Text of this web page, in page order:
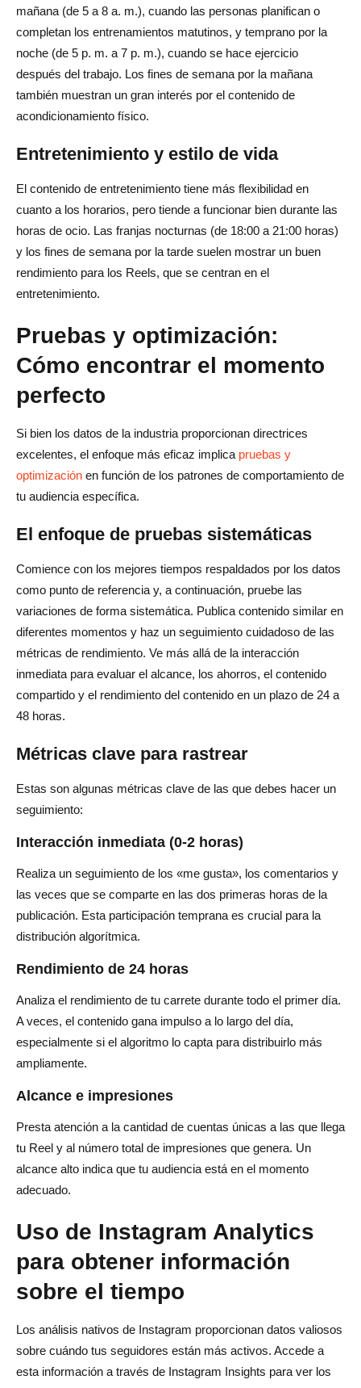
mañana (de 5 a 8 a. m.), cuando las personas planifican o
completan los entrenamientos matutinos, y temprano por la
noche (de 5 p. m. a 7 p. m.), cuando se hace ejercicio
después del trabajo. Los fines de semana por la mañana
también muestran un gran interés por el contenido de
acondicionamiento físico.
Entretenimiento y estilo de vida
El contenido de entretenimiento tiene más flexibilidad en
cuanto a los horarios, pero tiende a funcionar bien durante las
horas de ocio. Las franjas nocturnas (de 18:00 a 21:00 horas)
y los fines de semana por la tarde suelen mostrar un buen
rendimiento para los Reels, que se centran en el
entretenimiento.
Pruebas y optimización:
Cómo encontrar el momento
perfecto
Si bien los datos de la industria proporcionan directrices
excelentes, el enfoque más eficaz implica pruebas y
optimización en función de los patrones de comportamiento de
tu audiencia específica.
El enfoque de pruebas sistemáticas
Comience con los mejores tiempos respaldados por los datos
como punto de referencia y, a continuación, pruebe las
variaciones de forma sistemática. Publica contenido similar en
diferentes momentos y haz un seguimiento cuidadoso de las
métricas de rendimiento. Ve más allá de la interacción
inmediata para evaluar el alcance, los ahorros, el contenido
compartido y el rendimiento del contenido en un plazo de 24 a
48 horas.
Métricas clave para rastrear
Estas son algunas métricas clave de las que debes hacer un
seguimiento:
Interacción inmediata (0-2 horas)
Realiza un seguimiento de los «me gusta», los comentarios y
las veces que se comparte en las dos primeras horas de la
publicación. Esta participación temprana es crucial para la
distribución algorítmica.
Rendimiento de 24 horas
Analiza el rendimiento de tu carrete durante todo el primer día.
A veces, el contenido gana impulso a lo largo del día,
especialmente si el algoritmo lo capta para distribuirlo más
ampliamente.
Alcance e impresiones
Presta atención a la cantidad de cuentas únicas a las que llega
tu Reel y al número total de impresiones que genera. Un
alcance alto indica que tu audiencia está en el momento
adecuado.
Uso de Instagram Analytics
para obtener información
sobre el tiempo
Los análisis nativos de Instagram proporcionan datos valiosos
sobre cuándo tus seguidores están más activos. Accede a
esta información a través de Instagram Insights para ver los